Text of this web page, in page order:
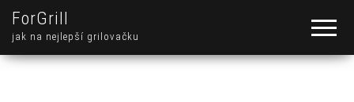
ForGrill
jak na nejlepší grilovačku